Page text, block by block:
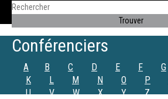
Conférenciers
A B C D E F G
K
L M N O P
U
V W X Y Z